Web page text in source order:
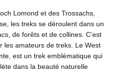
Lomond et des Trossachs,
les treks se déroulent dans un
de forêts et de collines. C’est
les amateurs de treks. Le West
est un trek emblématique qui
dans la beauté naturelle